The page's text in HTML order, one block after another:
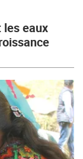
les eaux